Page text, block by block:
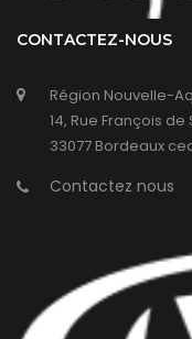
CONTACTEZ-NOUS
Région Nouvelle-
14, Rue François de
33077 Bordeaux
Contactez nous